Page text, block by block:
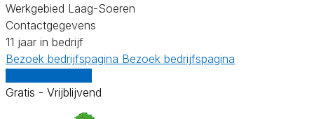
Werkgebied Laag-Soeren
Contactgegevens
11 jaar in bedrijf
Bezoek bedrijfspagina Bezoek bedrijfspagina
Gratis - Vrijblijvend